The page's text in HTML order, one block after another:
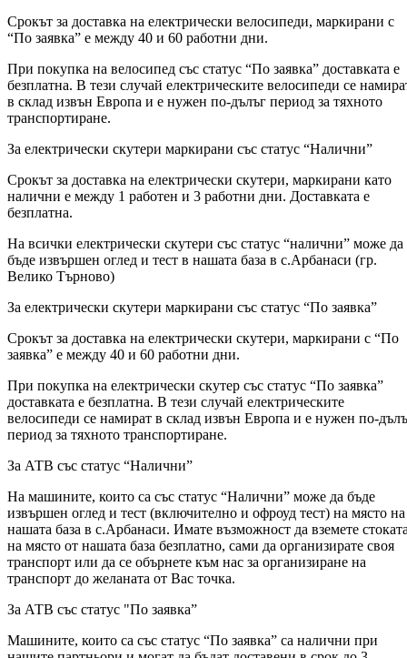
Срокът за доставка на електрически велосипеди, маркирани с
“По заявка” е между 40 и 60 работни дни.
При покупка на велосипед със статус “По заявка” доставката е
безплатна. В тези случай електрическите велосипеди се
в склад извън Европа и е нужен по-дълъг период за тяхното
транспортиране.
За електрически скутери маркирани със статус “Налични”
Срокът за доставка на електрически скутери, маркирани като
налични е между 1 работен и 3 работни дни. Доставката е
безплатна.
На всички електрически скутери със статус “налични” може да
бъде извършен оглед и тест в нашата база в с.Арбанаси (гр.
Велико Търново)
За електрически скутери маркирани със статус “По заявка”
Срокът за доставка на електрически скутери, маркирани с “По
заявка” е между 40 и 60 работни дни.
При покупка на електрически скутер със статус “По заявка”
доставката е безплатна. В тези случай електрическите
велосипеди се намират в склад извън Европа и е нужен по-
период за тяхното транспортиране.
За АТВ със статус “Налични”
На машините, които са със статус “Налични” може да бъде
извършен оглед и тест (включително и офроуд тест) на място на
нашата база в с.Арбанаси. Имате възможност да вземете
на място от нашата база безплатно, сами да организирате своя
транспорт или да се обърнете към нас за организиране на
транспорт до желаната от Вас точка.
За АТВ със статус "По заявка”
Машините, които са със статус “По заявка” са налични при